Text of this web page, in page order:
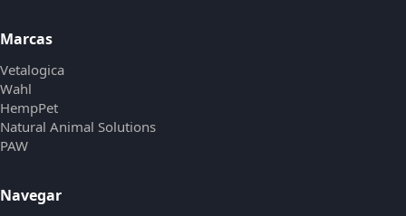
Marcas
Vetalogica
Wahl
HempPet
Natural Animal Solutions
PAW
Navegar